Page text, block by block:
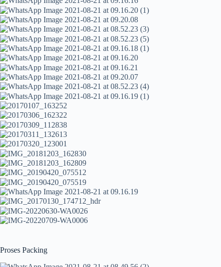
Proses Packing